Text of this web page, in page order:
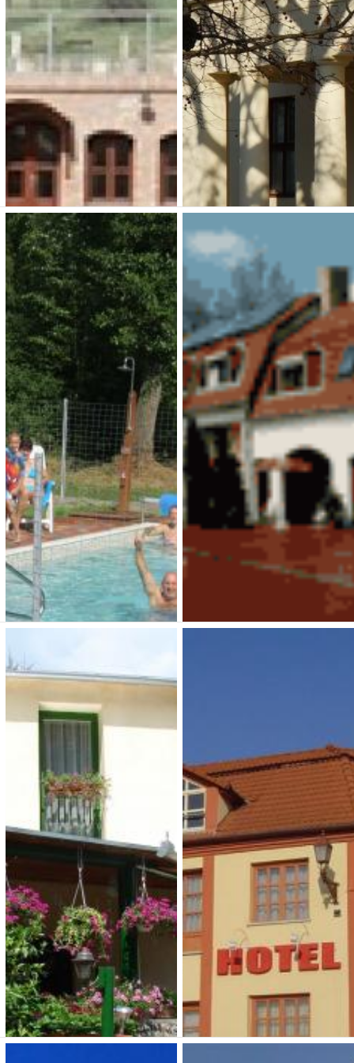
Vackor Vendégház
3 750 Ft (fő / éj-től)
7694 Hosszúhetény,
Püspökszentlászló 15.
Típusa: Vendégházak •
SZÉP-kártya:
• Klíma:
• WIFI:
• Kutyabarát:
Férőhely: 20 fő
Megnézem
Lovas Udvarház
7 000 Ft (fő / éj-től)
7056 Szedres, Apáti-puszta
Típusa: • SZÉP-kártya:
• Klíma:
• WIFI:
•
Férőhely: 41
Megnézem
Mediano Thermal
Camping és Bungaló
Park
4 500 Ft (fő / éj-től)
7300 Komló, Fürdő utca 8.
Típusa: Camping • SZÉP-
kártya:
• Klíma:
WIFI:
•
Megnézem
Delanta Panzió
3 675 Ft (fő / éj-től)
7629 Pécs, Komlói út 30
Típusa: • SZÉP-kártya:
• Klíma:
• WIFI:
•
Kutyabarát:
Férőhely: 33 fő
Megnézem